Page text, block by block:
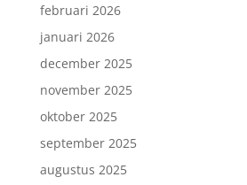
februari 2026
januari 2026
december 2025
november 2025
oktober 2025
september 2025
augustus 2025